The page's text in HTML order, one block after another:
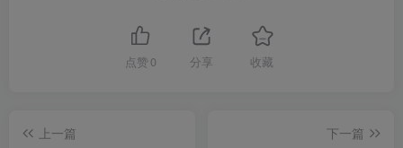
点赞 0 分享 收藏
上一篇
下一篇